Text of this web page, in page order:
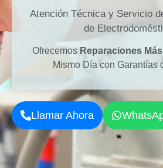
Atención Técnica y Servicio
de
Ofrecemos Reparaciones
Mismo Día con Garantías
Llamar Ahora